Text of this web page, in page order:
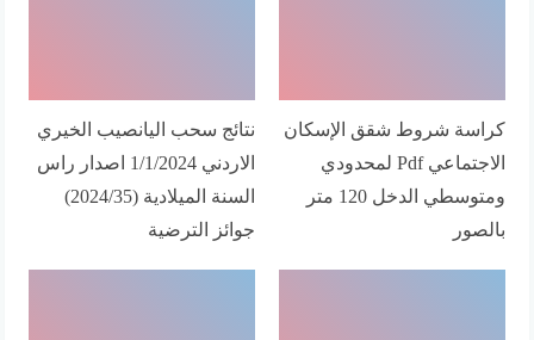
كراسة شروط شقق الإسكان
الاجتماعي Pdf لمحدودي
ومتوسطي الدخل 120 متر
بالصور
نتائج سحب اليانصيب الخيري
الاردني 1/1/2024 اصدار راس
السنة الميلادية (2024/35)
جوائز الترضية